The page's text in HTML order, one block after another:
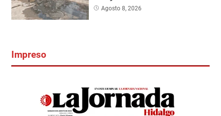
Agosto 8, 2026
Impreso